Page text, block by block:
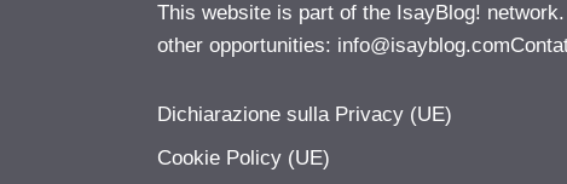
This website is part of the IsayBlog!
other opportunities:
Dichiarazione sulla Privacy (UE)
Cookie Policy (UE)